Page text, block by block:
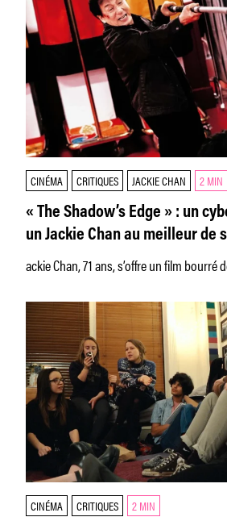
CINÉMA CRITIQUES JACKIE CHAN 2 MIN
« The Shadow’s Edge » : un
un Jackie Chan au meilleur de
ackie Chan, 71 ans, s’offre un film bourré
CINÉMA CRITIQUES 2 MIN